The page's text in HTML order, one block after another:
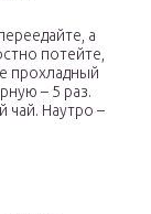
а
потейте,
прохладный
– 5 раз.
чай. Наутро –